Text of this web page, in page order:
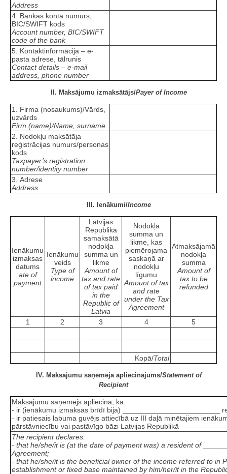
Address
4. Bankas konta numurs,
BIC/SWIFT kods
Account number, BIC/SWIFT
code of the bank
5. Kontaktinformācija – e-
pasta adrese, tālrunis
Contact details – e-mail
address, phone number
II. Maksājumu izmaksātājs/Payer of Income
1. Firma (nosaukums)/Vārds,
uzvārds
Firm (name)/Name, surname
2. Nodokļu maksātāja
reģistrācijas numurs/personas
kods
Taxpayer’s registration
number/identity number
3. Adrese
Address
III. Ienākumi/Income
Ienākumu
izmaksas
datums
ate of
payment
Ienākumu
veids
Type of
income
Latvijas
Republikā
samaksātā
nodokļa
summa un
likme
Amount of
tax and rate
of tax paid
in the
Republic of
Latvia
Nodokļa
summa un
likme, kas
piemērojama
saskaņā ar
nodokļu
līgumu
Amount of tax
and rate
under the Tax
Agreement
Atmaksājamā
nodokļa
summa
Amount of
tax to be
refunded
1 2 3 4 5
Kopā/Total
IV. Maksājumu saņēmēja apliecinājums/Statement of
Recipient
Maksājumu saņēmējs apliecina, ka:
- ir (ienākumu izmaksas brīdī bija) ________________________
- ir patiesais labuma guvējs attiecībā uz III daļā minētajiem
pārstāvniecību vai pastāvīgo bāzi Latvijas Republikā
The recipient declares:
- that he/she/it is (at the date of payment was) a resident of
Agreement;
- that he/she/it is the beneficial owner of the income referred to in
establishment or fixed base maintained by him/her/it in the